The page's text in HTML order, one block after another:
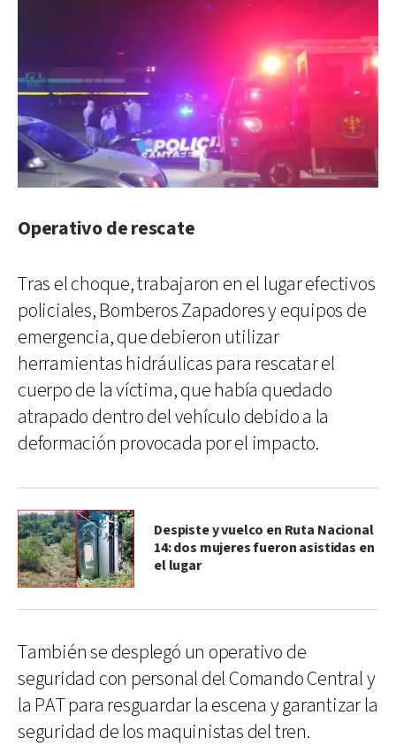
Operativo de rescate
Tras el choque, trabajaron en el lugar efectivos
policiales, Bomberos Zapadores y equipos de
emergencia, que debieron utilizar
herramientas hidráulicas para rescatar el
cuerpo de la víctima, que había quedado
atrapado dentro del vehículo debido a la
deformación provocada por el impacto.
Despiste y vuelco en Ruta Nacional
14: dos mujeres fueron asistidas en
el lugar
También se desplegó un operativo de
seguridad con personal del Comando Central y
la PAT para resguardar la escena y garantizar la
seguridad de los maquinistas del tren.